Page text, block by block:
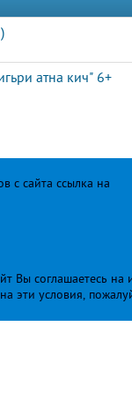
атна кич" 6+
с сайта ссылка на
Вы соглашаетесь
эти условия,